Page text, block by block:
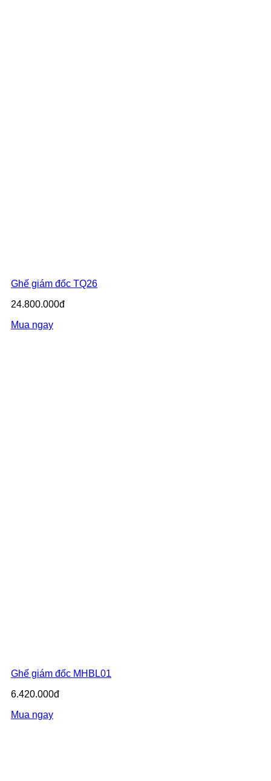
Ghế giám đốc TQ26
24.800.000đ
Mua ngay
Ghế giám đốc MHBL01
6.420.000đ
Mua ngay